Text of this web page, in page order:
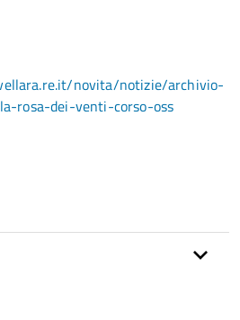
novita/notizie/archivio-
rosa-dei-venti-corso-oss